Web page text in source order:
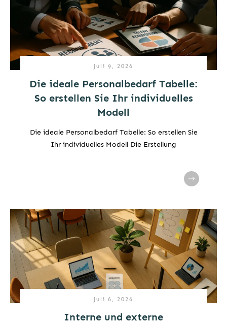
Juli 9, 2026
Die ideale Personalbedarf Tabelle:
So erstellen Sie Ihr individuelles
Modell
Die ideale Personalbedarf Tabelle: So erstellen Sie
Ihr individuelles Modell Die Erstellung
Juli 6, 2026
Interne und externe